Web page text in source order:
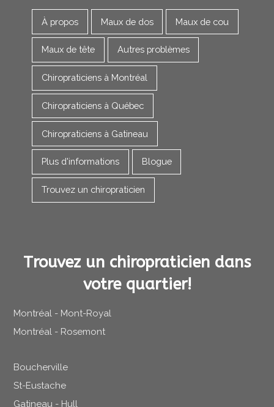
À propos Maux de dos Maux de cou
Maux de tête Autres problèmes
Chiropraticiens à Montréal
Chiropraticiens à Québec
Chiropraticiens à Gatineau
Plus d'informations Blogue
Trouvez un chiropraticien
Trouvez un chiropraticien dans
votre quartier!
Montréal - Mont-Royal
Montréal - Rosemont
Boucherville
St-Eustache
Gatineau - Hull